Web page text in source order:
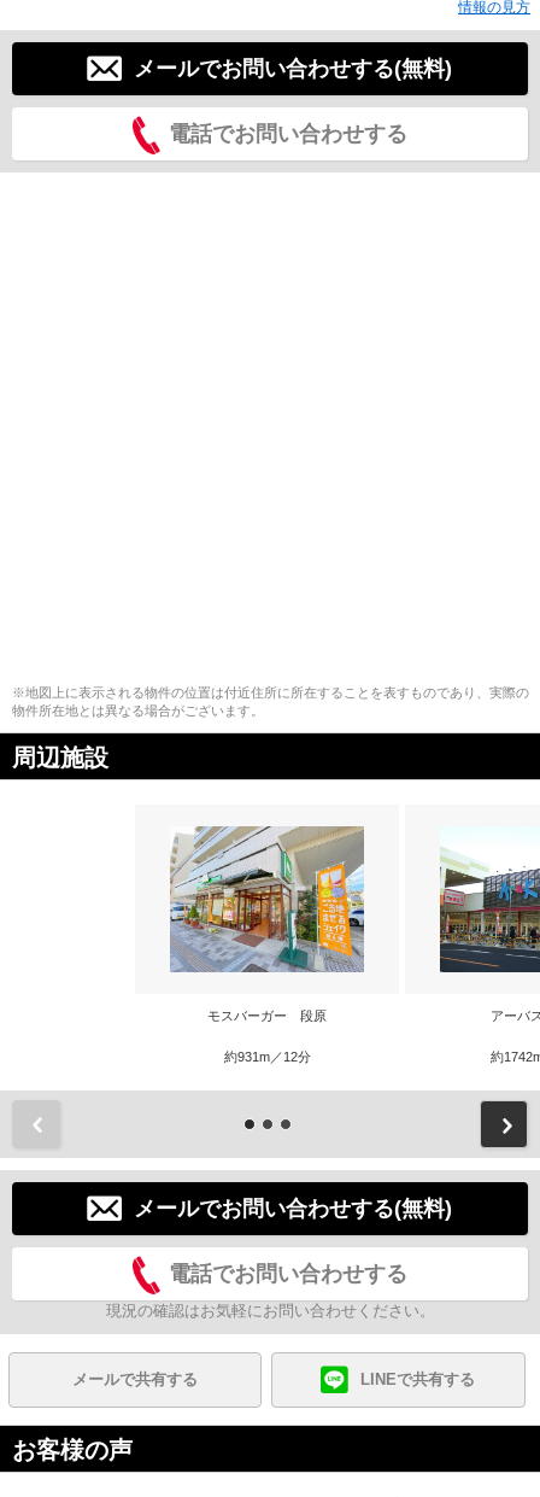
情報の見方
メールでお問い合わせする(無料)
電話でお問い合わせする
※地図上に表示される物件の位置は付近住所に所在することを表すものであり、実際の
物件所在地とは異なる場合がございます。
周辺施設
モスバーガー 段原
約931m／12分
アーバ
約
メールでお問い合わせする(無料)
電話でお問い合わせする
現況の確認はお気軽にお問い合わせください。
メールで共有する LINEで共有する
お客様の声